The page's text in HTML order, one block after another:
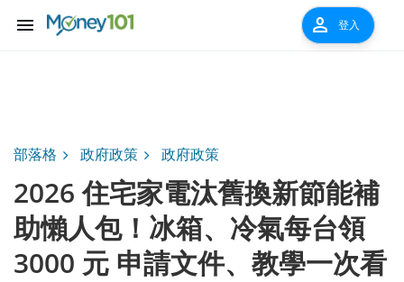
menu person 登入
部落格 政府政策 政府政策
2026 住宅家電汰舊換新節能補
助懶人包！冰箱、冷氣每台領
3000 元 申請文件、教學一次看